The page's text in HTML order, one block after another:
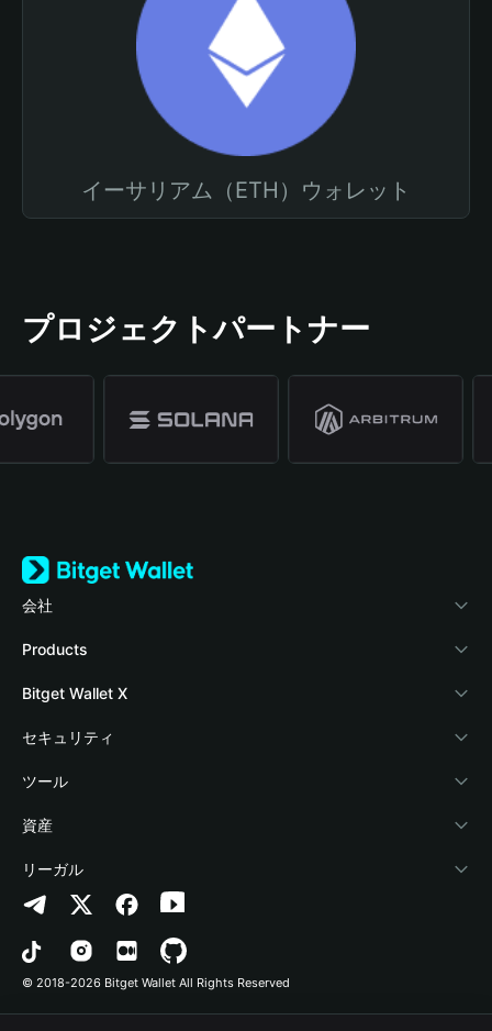
イーサリアム（ETH）ウォレット
プロジェクトパートナー
会社
Bitget Walletについて
ブログ
アカデミー
暗号資産ニュース
Help Center
お問い合わせ
ブランドリソース
キャリア
Products
Crypto Card
Stablecoin Earn
Payfi Crypto
Crypto Swap API
Altcoin Season Index
Prediction Markets
DApp
Bitget Wallet X
デベロッパー
ウォレットを接続
Bitget Wallet Pay
プロジェクトを掲載
セキュリティ
保護基金
セキュリティ技術
ツール
暗号資産を購入
認証検出
コントラクト検出
一括送金
資産
Arbitrum
Avalanche
Bitcoin
リーガル
プライバシーポリシー
利用規約
© 2018-2026 Bitget Wallet All Rights Reserved